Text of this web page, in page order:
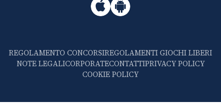
REGOLAMENTO CONCORSIREGOLAMENTI GIOCHI LIBERI
NOTE LEGALICORPORATECONTATTIPRIVACY POLICY
COOKIE POLICY